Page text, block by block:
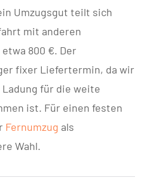
Umzugsgut teilt sich
mit anderen
800 €. Der
fixer Liefertermin, da wir
für die weite
ist. Für einen festen
Fernumzug als
Wahl.